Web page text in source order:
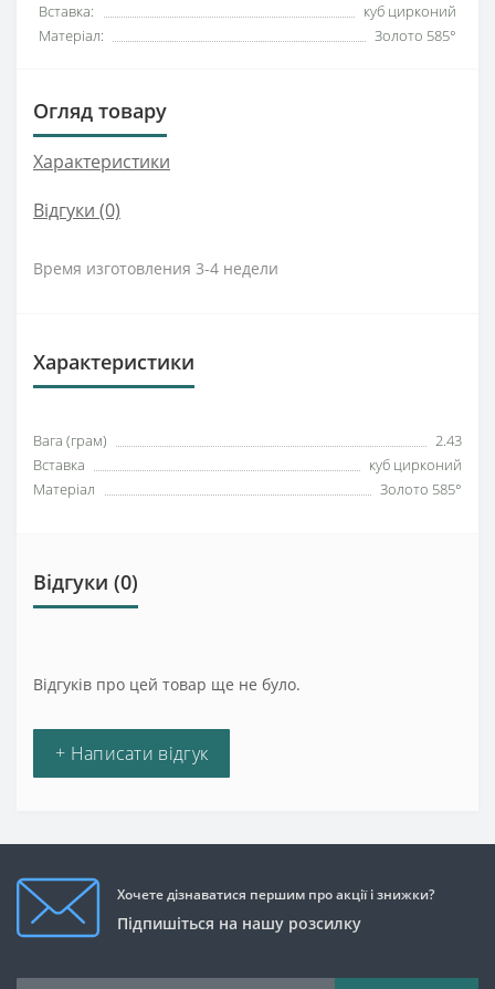
Вставка:
куб цирконий
Матеріал:
Золото 585°
Огляд товару
Характеристики
Відгуки (0)
Время изготовления 3-4 недели
Характеристики
Вага (грам)
2.43
Вставка
куб цирконий
Матеріал
Золото 585°
Відгуки (0)
Відгуків про цей товар ще не було.
+ Написати відгук
Хочете дізнаватися першим про акції і знижки?
Підпишіться на нашу розсилку